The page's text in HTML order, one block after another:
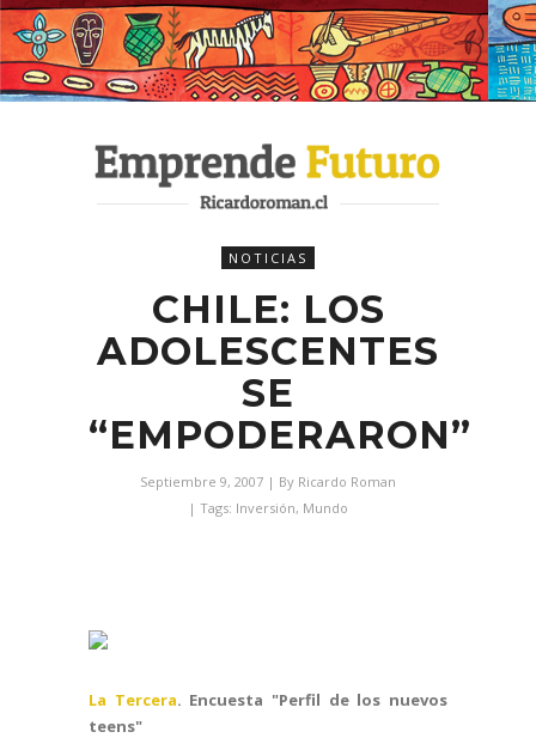
NOTICIAS
CHILE: LOS
ADOLESCENTES
SE
“EMPODERARON”
Septiembre 9, 2007 | By Ricardo Roman
| Tags: Inversión, Mundo
La Tercera. Encuesta "Perfil de los nuevos
teens"